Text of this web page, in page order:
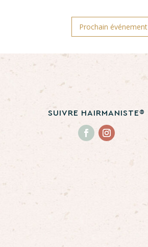
Prochain événement
SUIVRE HAIRMANISTE®